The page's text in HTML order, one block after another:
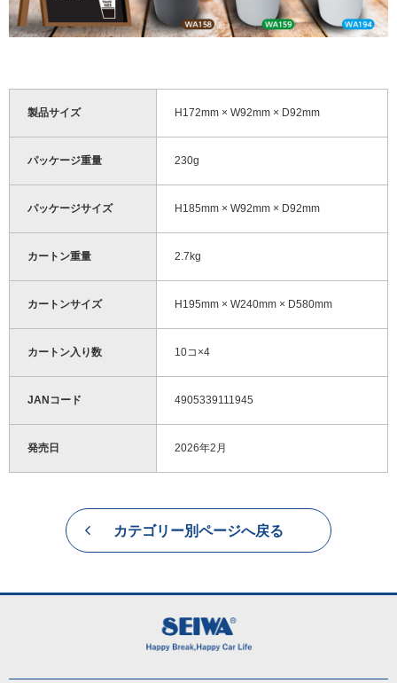
製品サイズ H172mm × W92mm × D92mm
パッケージ重量 230g
パッケージサイズ H185mm × W92mm × D92mm
カートン重量 2.7kg
カートンサイズ H195mm × W240mm × D580mm
カートン入り数 10コ×4
JANコード 4905339111945
発売日 2026年2月
カテゴリー別ページへ戻る